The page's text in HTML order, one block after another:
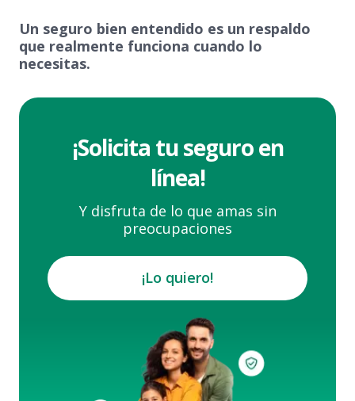
Un seguro bien entendido es un respaldo
que realmente funciona cuando lo
necesitas.
¡Solicita tu seguro en
línea!
Y disfruta de lo que amas sin
preocupaciones
¡Lo quiero!